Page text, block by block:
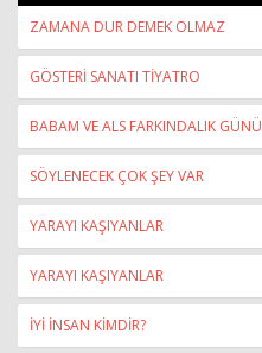
ZAMANA DUR DEMEK OLMAZ
GÖSTERİ SANATI TİYATRO
BABAM VE ALS FARKINDALIK GÜNÜ
SÖYLENECEK ÇOK ŞEY VAR
YARAYI KAŞIYANLAR
YARAYI KAŞIYANLAR
İYİ İNSAN KİMDİR?